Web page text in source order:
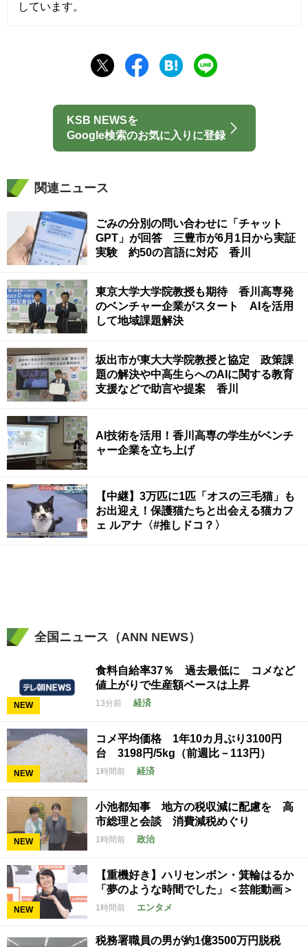
しています。
KSB NEWSを
Google検索のお気に入りに登録
関連ニュース
ごみの分別の問い合わせに「チャット
GPT」が回答 三豊市が6月1日から実証
実験 約50の言語に対応 香川
東京大学大学院教授も期待 香川高専発
のベンチャー企業がスタート AIを活用
して地域課題解決
坂出市が東大大学院教授と協定 政策課
題の解決や中高生らへのAIに関する教育
支援などで助言や提案 香川
AI技術を活用！香川高専の学生がベンチ
ャー企業を立ち上げ
【中継】3万匹に1匹「オスの三毛猫」も
お出迎え！保護猫たちと出会える猫カフ
ェ ルアナ〈#推しドコ？〉
全国ニュース（ANN NEWS）
NEW
食料自給率37％ 過去最低に コメなど
値上がりで生産額ベースは上昇
13分前 経済
NEW
コメ平均価格 1年10カ月ぶり3100円
台 3198円/5kg（前週比－113円）
1時間前 経済
NEW
小池都知事 地方の税収減に配慮を 高
市総理と会談 消費減税めぐり
1時間前 政治
NEW
【重機好き】ハリセンボン・箕輪はるか
「夢のような時間でした」＜芸能動画＞
1時間前 エンタメ
税務署職員の男が約1億3500万円脱税